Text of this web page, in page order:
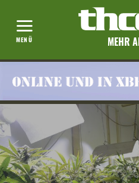
MEHR